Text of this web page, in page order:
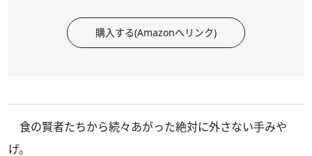
購入する(Amazonへリンク)
食の賢者たちから続々あがった絶対に外さない手みや
げ。